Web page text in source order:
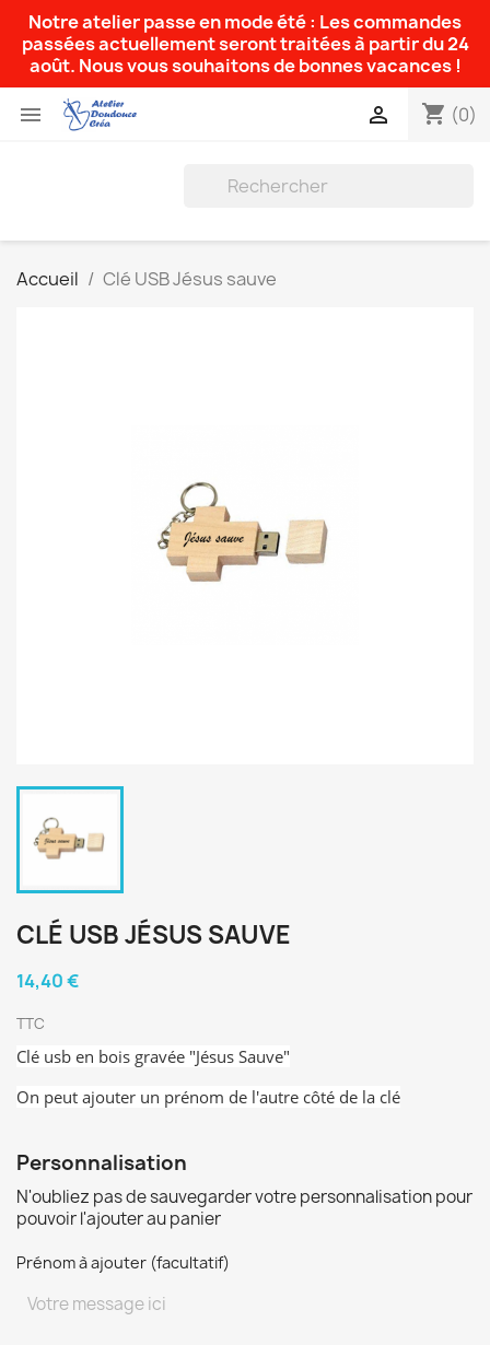
Notre atelier passe en mode été : Les commandes
passées actuellement seront traitées à partir du 24
août. Nous vous souhaitons de bonnes vacances !
 shopping_cart (0)

Accueil Clé USB Jésus sauve
CLÉ USB JÉSUS SAUVE
14,40 €
TTC
Clé usb en bois gravée "Jésus Sauve"
On peut ajouter un prénom de l'autre côté de la clé
Personnalisation
N'oubliez pas de sauvegarder votre personnalisation pour
pouvoir l'ajouter au panier
Prénom à ajouter (facultatif)